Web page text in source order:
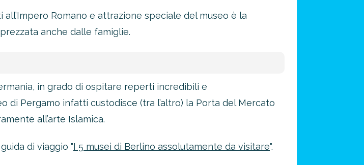
Romano e attrazione speciale del museo è la
anche dalle famiglie.
in grado di ospitare reperti incredibili e
di Pergamo infatti custodisce (tra l’altro) la Porta del Mercato
all’arte Islamica.
di viaggio "I 5 musei di Berlino assolutamente da visitare".